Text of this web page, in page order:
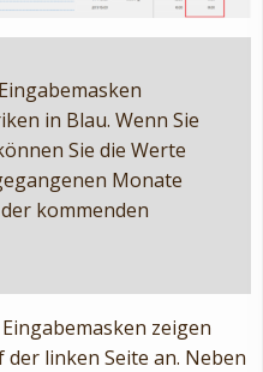
in Blau. Wenn Sie
Sie die Werte
Monate
kommenden
zeigen
linken Seite an. Neben